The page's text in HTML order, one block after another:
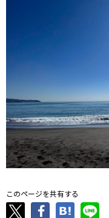
このページを共有する